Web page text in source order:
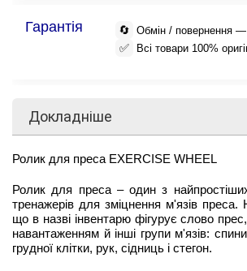
Гарантія 🔄 Обмін / повернення —
✅ Всі товари 100%
Докладніше
Ролик для преса EXERCISE WHEEL
Ролик для преса – один з
тренажерів для зміцнення м'язів
що в назві інвентарю фігурує слово
навантаженням й інші групи м'язів:
грудної клітки, рук, сідниць і стегон.